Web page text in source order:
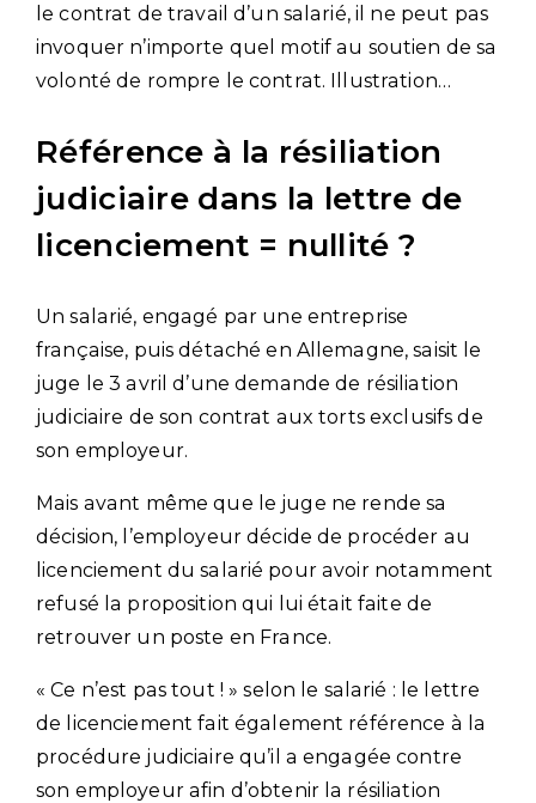
le contrat de travail d’un salarié, il ne peut pas
invoquer n’importe quel motif au soutien de sa
volonté de rompre le contrat. Illustration…
Référence à la résiliation
judiciaire dans la lettre de
licenciement = nullité ?
Un salarié, engagé par une entreprise
française, puis détaché en Allemagne, saisit le
juge le 3 avril d’une demande de résiliation
judiciaire de son contrat aux torts exclusifs de
son employeur.
Mais avant même que le juge ne rende sa
décision, l’employeur décide de procéder au
licenciement du salarié pour avoir notamment
refusé la proposition qui lui était faite de
retrouver un poste en France.
« Ce n’est pas tout ! » selon le salarié : le lettre
de licenciement fait également référence à la
procédure judiciaire qu’il a engagée contre
son employeur afin d’obtenir la résiliation